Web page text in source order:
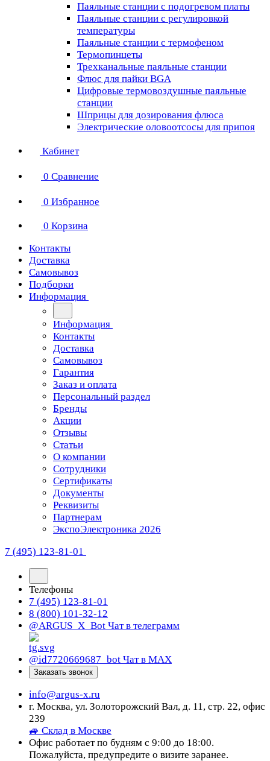
Паяльные станции с подогревом платы
Паяльные станции с регулировкой
температуры
Паяльные станции с термофеном
Термопинцеты
Трехканальные паяльные станции
Флюс для пайки BGA
Цифровые термовоздушные паяльные
станции
Шприцы для дозирования флюса
Электрические оловоотсосы для припоя
Кабинет
0 Сравнение
0 Избранное
0 Корзина
Контакты
Доставка
Самовывоз
Подборки
Информация
Информация
Контакты
Доставка
Самовывоз
Гарантия
Заказ и оплата
Персональный раздел
Бренды
Акции
Отзывы
Статьи
О компании
Сотрудники
Сертификаты
Документы
Реквизиты
Партнерам
ЭкспоЭлектроника 2026
7 (495) 123-81-01
Телефоны
7 (495) 123-81-01
8 (800) 101-32-12
@ARGUS_X_Bot Чат в телеграмм
@id7720669687_bot Чат в МАХ
Заказать звонок
info@argus-x.ru
г. Москва, ул. Золоторожский Вал, д. 11, стр. 22, офис
239
🚙 Склад в Москве
Офис работает по будням с 9:00 до 18:00.
Пожалуйста, предупредите о визите заранее.